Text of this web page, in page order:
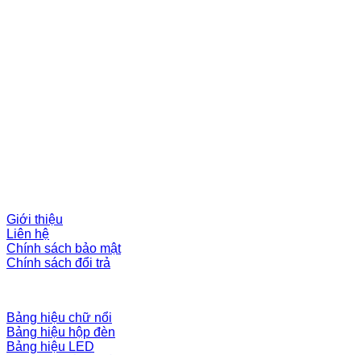
Giới thiệu
Liên hệ
Chính sách bảo mật
Chính sách đổi trả
Bảng hiệu chữ nổi
Bảng hiệu hộp đèn
Bảng hiệu LED